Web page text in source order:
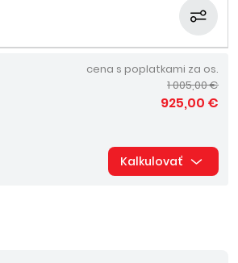
cena s poplatkami za os.
1 005,00 €
925,00 €
Kalkulovať